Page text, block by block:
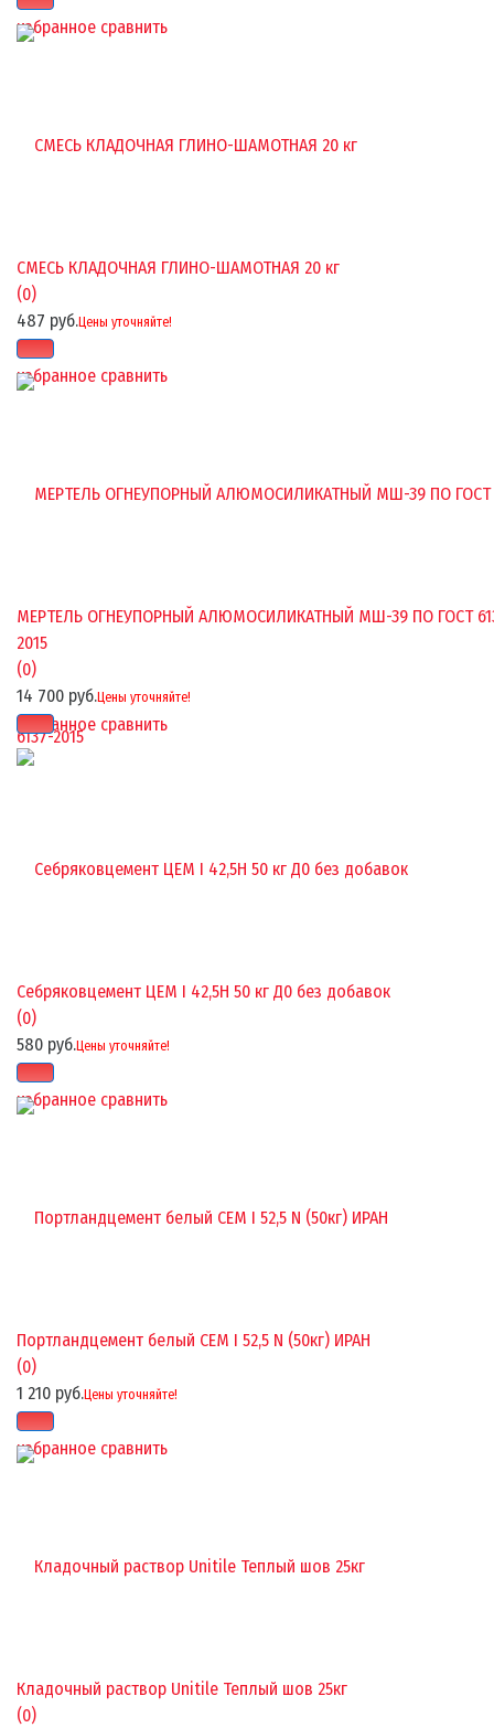
избранное сравнить
избранное сравнить
СМЕСЬ КЛАДОЧНАЯ ГЛИНО-ШАМОТНАЯ 20 кг
(0)
487 руб.Цены уточняйте!
избранное сравнить
МЕРТЕЛЬ ОГНЕУПОРНЫЙ АЛЮМОСИЛИКАТНЫЙ МШ-39 ПО ГОСТ
2015
(0)
14 700 руб.Цены уточняйте!
избранное сравнить
Себряковцемент ЦЕМ I 42,5Н 50 кг Д0 без добавок
(0)
580 руб.Цены уточняйте!
избранное сравнить
Портландцемент белый CEM I 52,5 N (50кг) ИРАН
(0)
1 210 руб.Цены уточняйте!
Кладочный раствор Unitile Теплый шов 25кг
(0)